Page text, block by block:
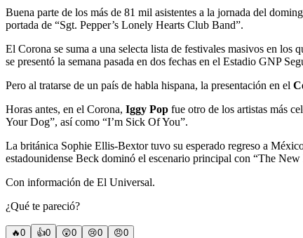
Buena parte de los más de 81 mil asistentes a la jornada del
portada de “Sgt. Pepper’s Lonely Hearts Club Band”.
El Corona se suma a una selecta lista de festivales masivos en
se presentó la semana pasada en dos fechas en el Estadio GNP
Pero al tratarse de un país de habla hispana, la presentación en el
Horas antes, en el Corona, Iggy Pop fue otro de los artistas más
Your Dog”, así como “I’m Sick Of You”.
La británica Sophie Ellis-Bextor tuvo su esperado regreso a
estadounidense Beck dominó el escenario principal con “The
Con información de El Universal.
¿Qué te pareció?
🔥0 👍0 😲0 😢0 😠0